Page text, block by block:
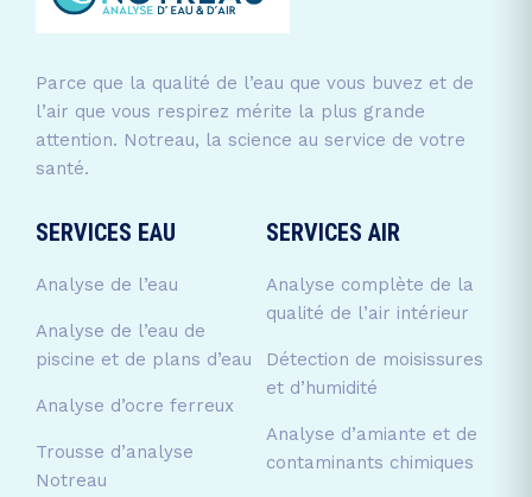
Parce que la qualité de l’eau que vous buvez et de
l’air que vous respirez mérite la plus grande
attention. Notreau, la science au service de votre
santé.
SERVICES EAU
Analyse de l’eau
Analyse de l’eau de
piscine et de plans d’eau
Analyse d’ocre ferreux
Trousse d’analyse
Notreau
SERVICES AIR
Analyse complète de la
qualité de l’air intérieur
Détection de moisissures
et d’humidité
Analyse d’amiante et de
contaminants chimiques